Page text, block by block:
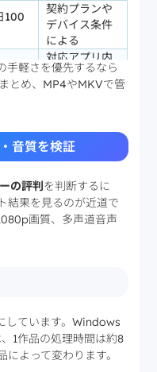
100
契約プランや
デバイス条件
による
存
対応アプリ内
で利用
して
Netflixアプリ
アプリ内
手軽さを優先するなら
とめ、MP4やMKVで管
音質を検証
の評判を判断するに
結果を見るのが近道で
画質、多声道音声
しています。Windows
1作品の処理時間は約8
よって変わります。